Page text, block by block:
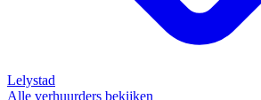
Lelystad
Alle verhuurders bekijken